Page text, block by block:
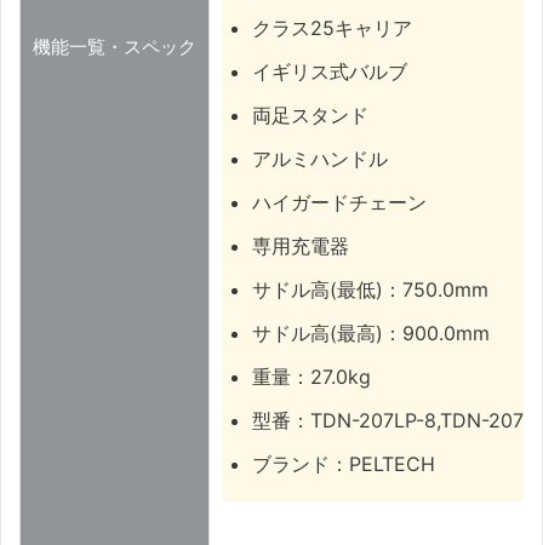
機能一覧・スペック
クラス25キャリア
イギリス式バルブ
両足スタンド
アルミハンドル
ハイガードチェーン
専用充電器
サドル高(最低)：750.0mm
サドル高(最高)：900.0mm
重量：27.0kg
型番：TDN-207LP-8,TDN-
ブランド：PELTECH